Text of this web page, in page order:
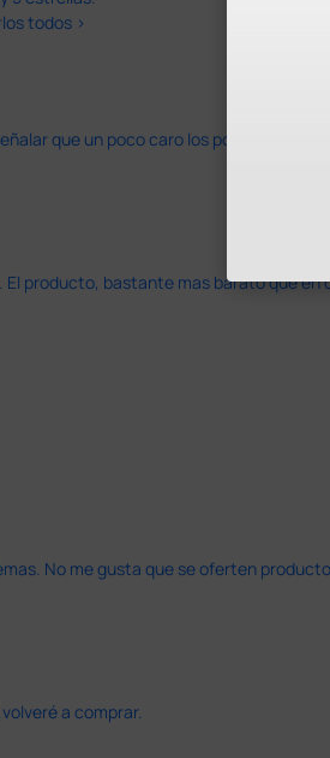
todos >
que un poco caro los portes y el
El producto, bastante mas barato que
No me gusta que se oferten
a comprar.